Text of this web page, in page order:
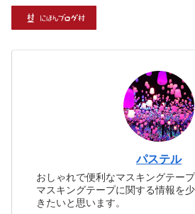
パステル
おしゃれで便利なマスキングテー
マスキングテープに関する情報を
きたいと思います。